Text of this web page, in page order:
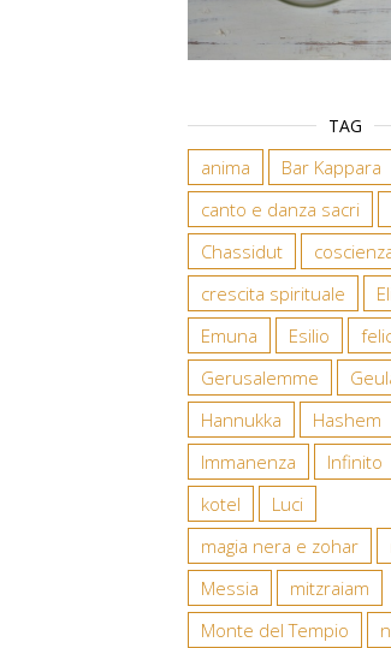
TAG
anima
Bar Kappara
canto e danza sacri
Chassidut
crescita spirituale
Emuna
Esilio
Gerusalemme
Hannukka
Hashem
Immanenza
Infinito
kotel
Luci
magia nera e zohar
Messia
mitzraiam
Monte del Tempio